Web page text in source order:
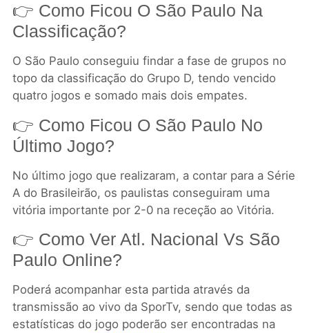
👉 Como Ficou O São Paulo Na
Classificação?
O São Paulo conseguiu findar a fase de grupos no
topo da classificação do Grupo D, tendo vencido
quatro jogos e somado mais dois empates.
👉 Como Ficou O São Paulo No
Último Jogo?
No último jogo que realizaram, a contar para a Série
A do Brasileirão, os paulistas conseguiram uma
vitória importante por 2-0 na receção ao Vitória.
👉 Como Ver Atl. Nacional Vs São
Paulo Online?
Poderá acompanhar esta partida através da
transmissão ao vivo da SporTv, sendo que todas as
estatísticas do jogo poderão ser encontradas na